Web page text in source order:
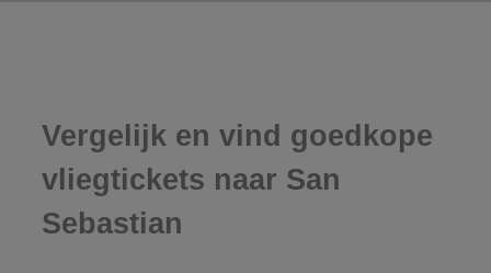
Vergelijk en vind goedkope
vliegtickets naar San
Sebastian